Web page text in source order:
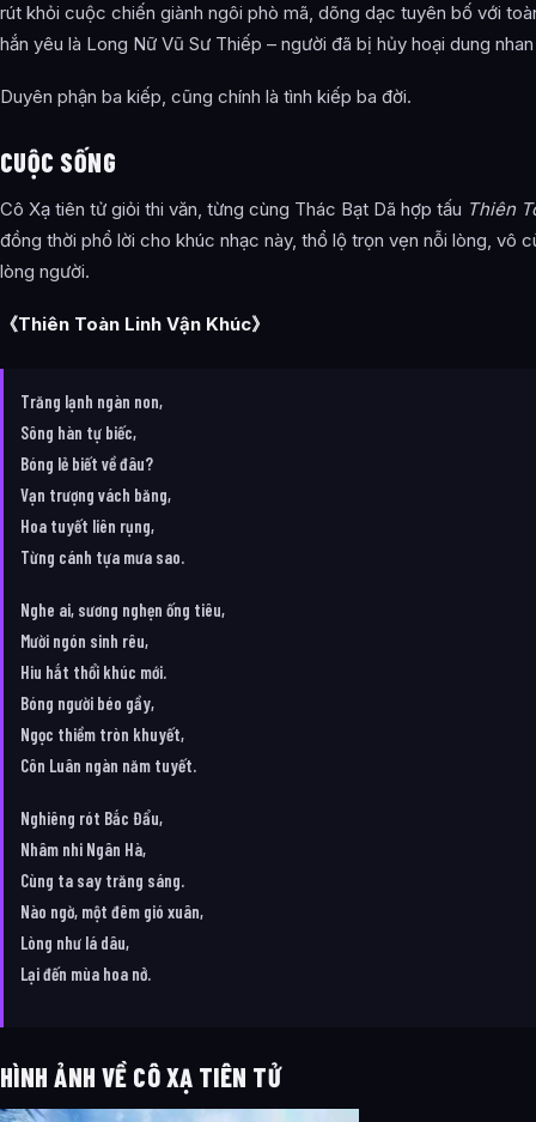
rút khỏi cuộc chiến giành ngôi phò mã, dõng dạc tuyên bố với
hắn yêu là Long Nữ Vũ Sư Thiếp – người đã bị hủy hoại dung
Duyên phận ba kiếp, cũng chính là tình kiếp ba đời.
CUỘC SỐNG
Cô Xạ tiên tử giỏi thi văn, từng cùng Thác Bạt Dã hợp tấu Thiên
đồng thời phổ lời cho khúc nhạc này, thổ lộ trọn vẹn nỗi lòng, vô
lòng người.
《Thiên Toàn Linh Vận Khúc》
Trăng lạnh ngàn non,
Sông hàn tự biếc,
Bóng lẻ biết về đâu?
Vạn trượng vách băng,
Hoa tuyết liên rụng,
Từng cánh tựa mưa sao.
Nghe ai, sương nghẹn ống tiêu,
Mười ngón sinh rêu,
Hiu hắt thổi khúc mới.
Bóng người béo gầy,
Ngọc thiềm tròn khuyết,
Côn Luân ngàn năm tuyết.
Nghiêng rót Bắc Đẩu,
Nhâm nhi Ngân Hà,
Cùng ta say trăng sáng.
Nào ngờ, một đêm gió xuân,
Lòng như lá dâu,
Lại đến mùa hoa nở.
HÌNH ẢNH VỀ CÔ XẠ TIÊN TỬ